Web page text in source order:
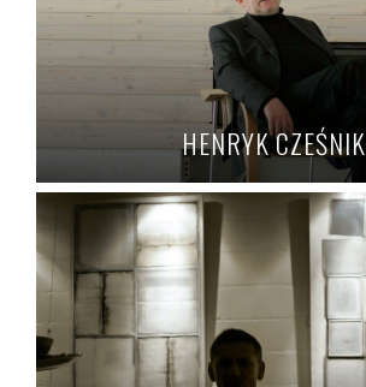
HENRYK CZEŚNIK